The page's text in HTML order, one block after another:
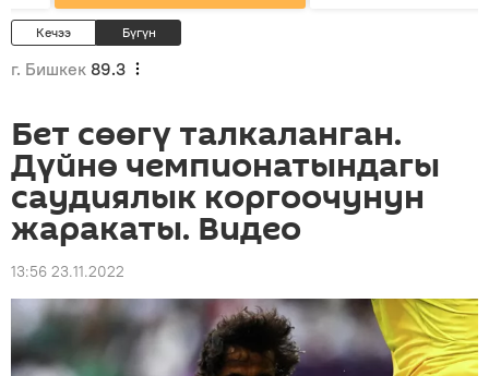
Кечээ Бүгүн
г. Бишкек 89.3
Бет сөөгү талкаланган.
Дүйнө чемпионатындагы
саудиялык коргоочунун
жаракаты. Видео
13:56 23.11.2022